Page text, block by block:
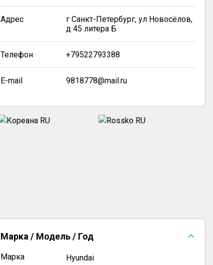
Адрес
г Санкт-Петербург, ул Новосёлов,
д 45 литера Б
Телефон +79522793388
E-mail 9818778@mail.ru
Марка / Модель / Год
Марка Hyundai